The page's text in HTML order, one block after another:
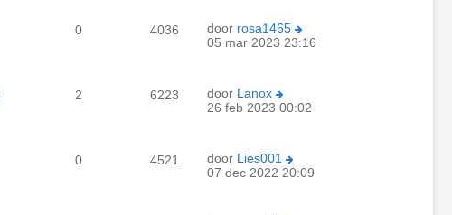
0 4036 door rosa1465
05 mar 2023 23:16
2 6223 door Lanox
26 feb 2023 00:02
0 4521 door Lies001
07 dec 2022 20:09